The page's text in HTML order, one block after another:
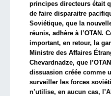
principes directeurs était
de faire disparaitre
Soviétique, que la
réunis, adhère à l’OTAN.
important, en retour, la
Ministre des Affaires
Chevardnadze, que
dissuasion créée comme
surveiller les forces
n’utilise, en aucun cas,